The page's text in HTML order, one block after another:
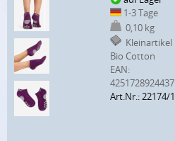
1-3 Tage
0,10 kg
Kleinartikel
Bio Cotton
EAN:
4251728924437
Art.Nr.: 22174/1